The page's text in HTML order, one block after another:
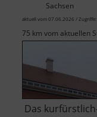
Sachsen
aktuell vom 07.06.2026 /
75 km vom aktuellen
Das